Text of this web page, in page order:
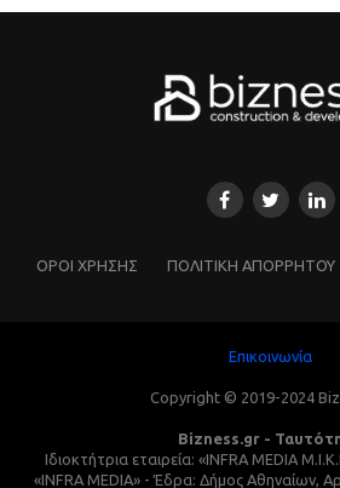
ΌΡΟΙ ΧΡΗΣΗΣ ΠΟΛΙΤΙΚΗ ΑΠΟΡΡΗΤΟΥ
Επικοινωνία
Copyright © 2019-2024
Bizness.gr -
Ιδιοκτήτρια εταιρεία: «INFRA MEDIA
«INFRA MEDIA» - Έδρα: Δήμος Αθηναίων,